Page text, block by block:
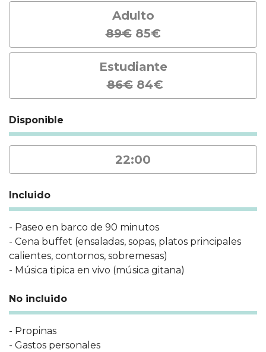
Adulto
89€85€
Estudiante
86€84€
Disponible
22:00
Incluido
- Paseo en barco de 90 minutos
- Cena buffet (ensaladas, sopas, platos principales
calientes, contornos, sobremesas)
- Música tipica en vivo (música gitana)
No incluido
- Propinas
- Gastos personales